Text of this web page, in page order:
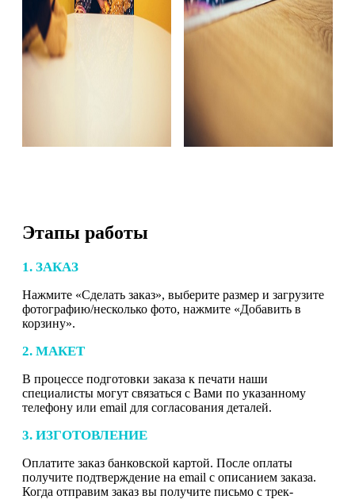
Этапы работы
1. ЗАКАЗ
Нажмите «Сделать заказ», выберите размер и загрузите
фотографию/несколько фото, нажмите «Добавить в
корзину».
2. МАКЕТ
В процессе подготовки заказа к печати наши
специалисты могут связаться с Вами по указанному
телефону или email для согласования деталей.
3. ИЗГОТОВЛЕНИЕ
Оплатите заказ банковской картой. После оплаты
получите подтверждение на email с описанием заказа.
Когда отправим заказ вы получите письмо с трек-